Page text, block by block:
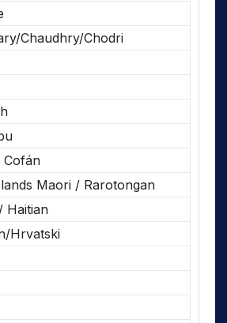
Chaudhry/Chodri
Cofán
Maori / Rarotongan
Haitian
Hrvatski